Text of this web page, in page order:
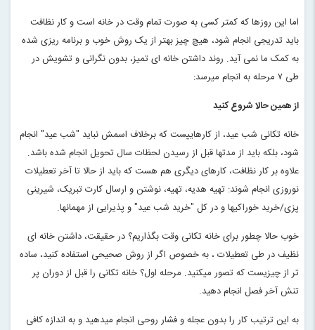
اما این روزها که کمتر کسی به صورت تمام وقت در خانه است و کار نظافت
باید تدریجی انجام شود، هیچ چیز بهتر از یک روش خوب و برنامه ریزی شده
به کمک ما نمی آید. روند داشتن خانه ای تمیز، بدون نگرانی و تشویش در
طی ۷ مرحله به انجام میرسد:
از همین حالا شروع کنید
خانه تکانی شب عید، از کارهاییست که برخلاف اسمش نباید "شب عید" انجام
شود، بلکه باید از مدتها قبل از رسیدن لحظات سال تحویل انجام شده باشد.
علاوه بر کار نظافت، کارهای دیگری هم هست که باید از حالا تا آخر تعطیلات
نوروزی انجام شوند: تهیه هدیه، تهیه، نوشتن و ارسال کارت تبریک، شیرینی
پزی/خرید خوراکیها و در کل "خرید شب عید" و پذیرایی از مهمانها.
خوب حالا چطور برای خانه تکانی وقت بگذاریم؟ در حقیقت، داشتن خانه ای
نظیف در طی تعطیلات ، به خصوص اگر از روش صحیحی استفاده کنید، ساده
تر از چیزیست که تصور میکنید. مرحله اول؟ خانه تکانی را قبل از دوران پر
تنش آخر فصل انجام دهید.
به این ترتیب کار را بدون عجله و فشار روحی انجام میدهید و به اندازه کافی